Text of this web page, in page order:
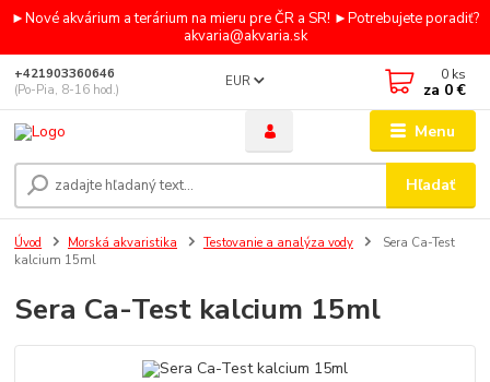
►Nové akvárium a terárium na mieru pre ČR a SR! ►Potrebujete poradiť?
akvaria@akvaria.sk
Menu
EUR
Hľadať
+421903360646
(Po-Pia, 8-16 hod.)
0 ks
za 0 €
Úvod Morská akvaristika Testovanie a analýza vody
Sera Ca-Test
kalcium 15ml
Sera Ca-Test kalcium 15ml